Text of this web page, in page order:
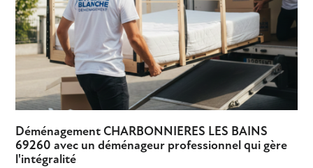
Déménagement CHARBONNIERES LES BAINS
69260 avec un déménageur professionnel qui gère
l'intégralité